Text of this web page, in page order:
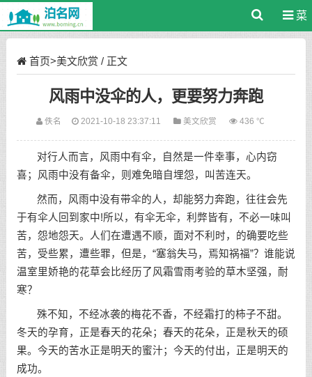
菜
首页>美文欣赏 / 正文
风雨中没伞的人，更要努力奔跑
佚名 2021-10-18 23:37:11 美文欣赏 436 ℃
对行人而言，风雨中有伞，自然是一件幸事，心内窃
喜；风雨中没有备伞，则难免暗自埋怨，叫苦连天。
然而，风雨中没有带伞的人，却能努力奔跑，往往会先
于有伞人回到家中!所以，有伞无伞，利弊皆有，不必一味叫
苦，怨地怨天。人们在遭遇不顺，面对不利时，的确要吃些
苦，受些累，遭些罪，但是，“塞翁失马，焉知祸福”？谁能说
温室里娇艳的花草会比经历了风霜雪雨考验的草木坚强，耐
寒？
殊不知，不经冰袭的梅花不香，不经霜打的柿子不甜。
冬天的孕育，正是春天的花朵；春天的花朵，正是秋天的硕
果。今天的苦水正是明天的蜜汁；今天的付出，正是明天的
成功。